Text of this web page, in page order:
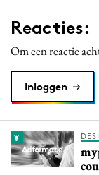
Merkstrategie
PR
Programmatic
Purpose Marketing
Reacties:
Om een reactie
Inloggen